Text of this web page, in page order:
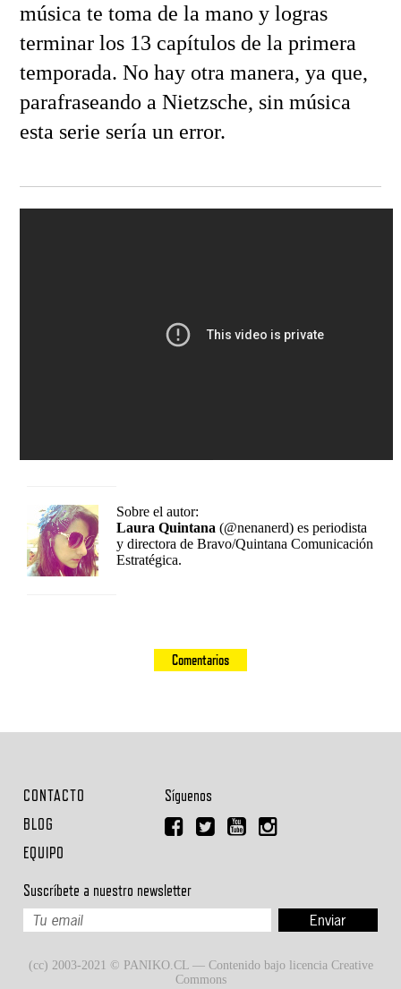
música te toma de la mano y logras
terminar los 13 capítulos de la primera
temporada. No hay otra manera, ya que,
parafraseando a Nietzsche, sin música
esta serie sería un error.
Sobre el autor:
Laura Quintana (@nenanerd) es periodista
y directora de Bravo/Quintana Comunicación
Estratégica.
Comentarios
CONTACTO
BLOG
EQUIPO
Síguenos
Suscríbete a nuestro newsletter
(cc) 2003-2021 © PANIKO.CL — Contenido bajo licencia Creative
Commons